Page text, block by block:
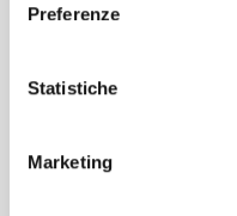
Preferenze
Statistiche
Marketing